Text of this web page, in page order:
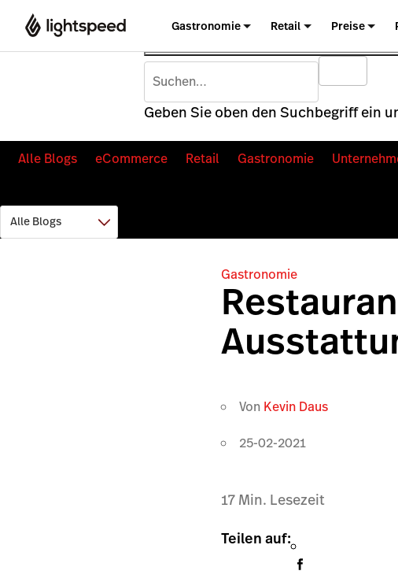
Gastronomie Retail Preise
Geben Sie oben den Suchbegriff ein
Alle Blogs eCommerce Retail Gastronomie
Gastronomie
Von Kevin Daus
25-02-2021
17 Min. Lesezeit
Teilen auf: